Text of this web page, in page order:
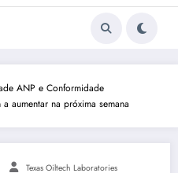
ANP e Conformidade
aumentar na próxima semana
Texas Oiltech Laboratories